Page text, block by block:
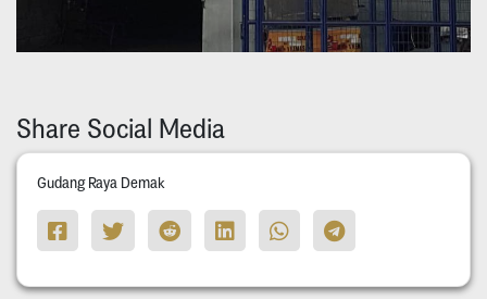
Share Social Media
Gudang Raya Demak